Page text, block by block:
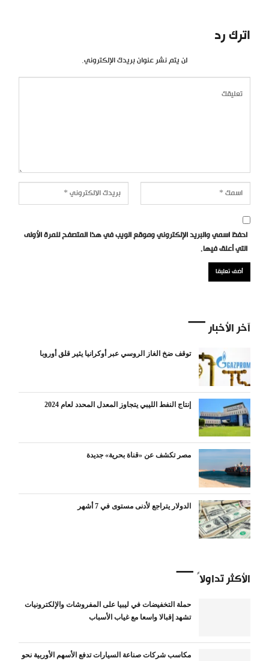
اترك رد
لن يتم نشر عنوان بريدك الإلكتروني.
احفظ اسمي والبريد الإلكتروني وموقع الويب في هذا المتصفح للمرة الأولى
التي أعلق فيها.
آخر الأخبار
توقف ضخ الغاز الروسي عبر أوكرانيا يثير قلق أوروبا
إنتاج النفط الليبي يتجاوز المعدل المحدد لعام 2024
مصر تكشف عن «قناة بحرية» جديدة
الدولار يتراجع لأدنى مستوى في 7 أشهر
الأكثر تداولاً
حملة التخفيضات في ليبيا على المفروشات والإلكترونيات
تشهد إقبالا واسعا مع غياب الأسباب
مكاسب شركات صناعة السيارات تدفع الأسهم الأوربية نحو